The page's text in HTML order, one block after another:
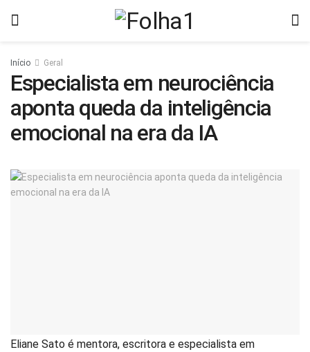
Início Geral
Especialista em neurociência
aponta queda da inteligência
emocional na era da IA
Eliane Sato é mentora, escritora e especialista em